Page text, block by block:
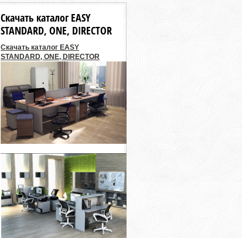
Скачать каталог EASY
STANDARD, ONE, DIRECTOR
Скачать каталог EASY
STANDARD, ONE, DIRECTOR